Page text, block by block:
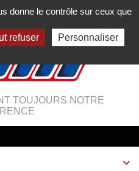
TOUJOURS NOTRE
donne le contrôle sur ceux que
refuser Personnaliser